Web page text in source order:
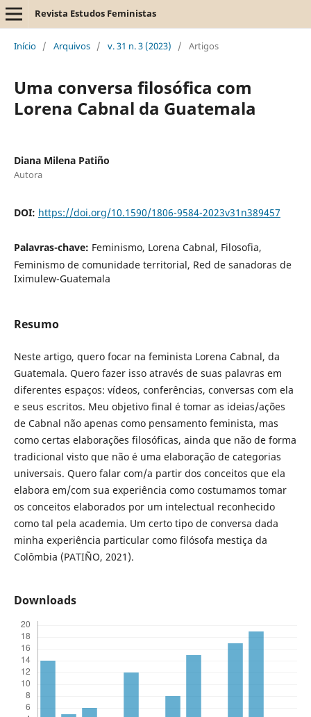
Revista Estudos Feministas
Início / Arquivos / v. 31 n. 3 (2023) / Artigos
Uma conversa filosófica com
Lorena Cabnal da Guatemala
Diana Milena Patiño
Autora
DOI: https://doi.org/10.1590/1806-9584-2023v31n389457
Palavras-chave: Feminismo, Lorena Cabnal, Filosofia,
Feminismo de comunidade territorial, Red de sanadoras de
Iximulew-Guatemala
Resumo
Neste artigo, quero focar na feminista Lorena Cabnal, da
Guatemala. Quero fazer isso através de suas palavras em
diferentes espaços: vídeos, conferências, conversas com ela
e seus escritos. Meu objetivo final é tomar as ideias/ações
de Cabnal não apenas como pensamento feminista, mas
como certas elaborações filosóficas, ainda que não de forma
tradicional visto que não é uma elaboração de categorias
universais. Quero falar com/a partir dos conceitos que ela
elabora em/com sua experiência como costumamos tomar
os conceitos elaborados por um intelectual reconhecido
como tal pela academia. Um certo tipo de conversa dada
minha experiência particular como filósofa mestiça da
Colômbia (PATIÑO, 2021).
Downloads